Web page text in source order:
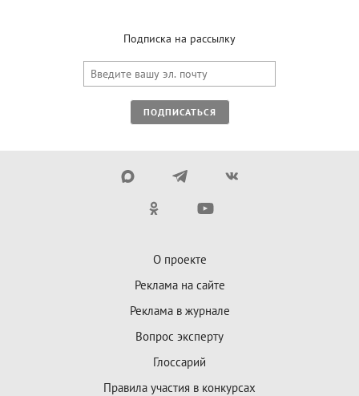
Подписка на рассылку
ПОДПИСАТЬСЯ
О проекте
Реклама на сайте
Реклама в журнале
Вопрос эксперту
Глоссарий
Правила участия в конкурсах